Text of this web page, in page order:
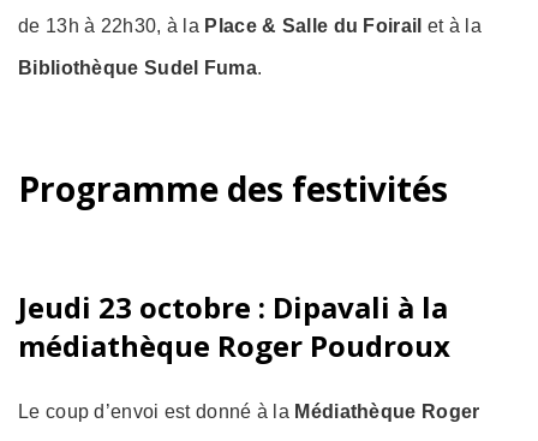
de 13h à 22h30, à la Place & Salle du Foirail et à la
Bibliothèque Sudel Fuma.
Programme des festivités
Jeudi 23 octobre : Dipavali à la
médiathèque Roger Poudroux
Le coup d’envoi est donné à la Médiathèque Roger